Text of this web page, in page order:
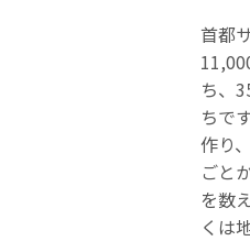
首都
ち、
ちで
作り
ごと
を数
くは